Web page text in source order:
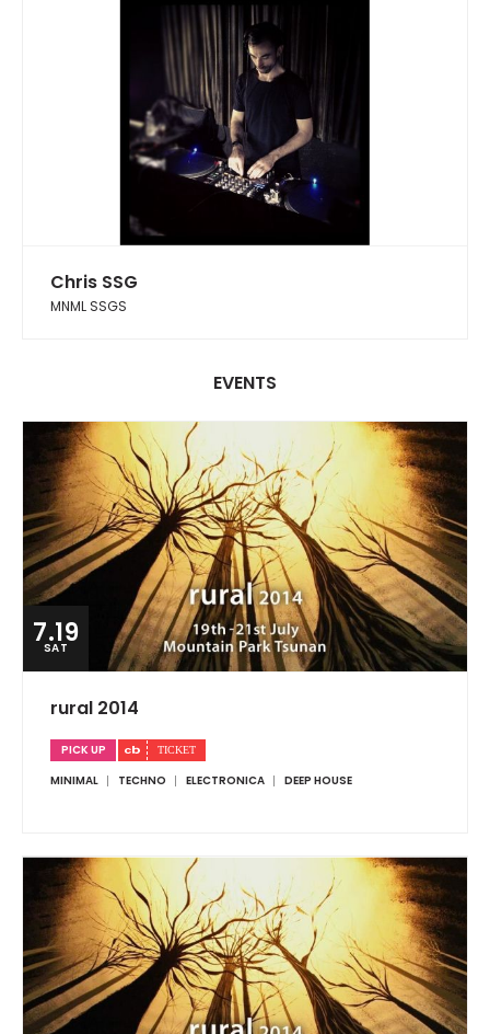
Chris SSG
MNML SSGS
EVENTS
7.19
SAT
rural 2014
PICK UP
MINIMAL
TECHNO ELECTRONICA DEEP HOUSE